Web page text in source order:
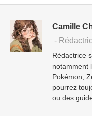
Camille
-
Rédactrice
notamment
Pokémon,
pourrez
ou des